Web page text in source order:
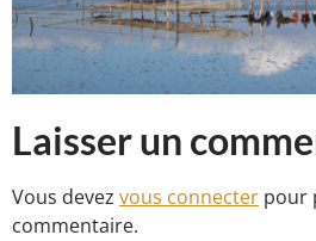
Laisser un
Vous devez vous connecter pour
commentaire.